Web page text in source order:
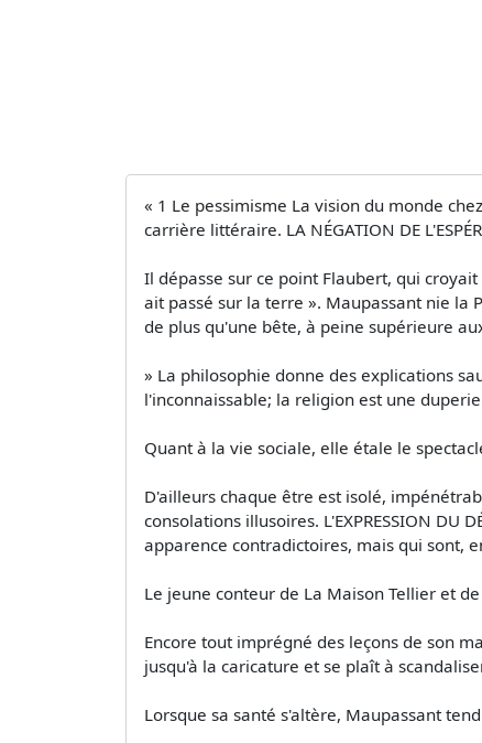
« 1 Le pessimisme La vision du monde
carrière littéraire. LA NÉGATION DE
Il dépasse sur ce point Flaubert, qui
ait passé sur la terre ». Maupassant nie la
de plus qu'une bête, à peine supérieure
» La philosophie donne des explications
l'inconnaissable; la religion est une
Quant à la vie sociale, elle étale le
D'ailleurs chaque être est isolé,
consolations illusoires. L'EXPRESSION DU
apparence contradictoires, mais qui sont,
Le jeune conteur de La Maison Tellier et
Encore tout imprégné des leçons de son
jusqu'à la caricature et se plaît à
Lorsque sa santé s'altère, Maupassant